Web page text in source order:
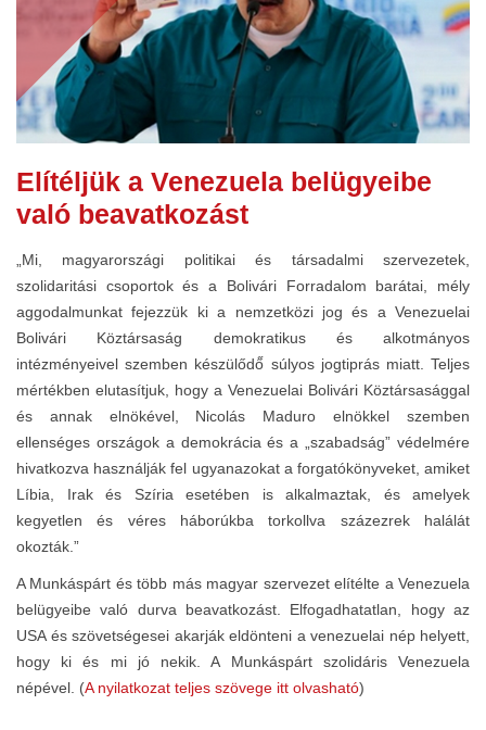
Elítéljük a Venezuela belügyeibe
való beavatkozást
„Mi, magyarországi politikai és társadalmi szervezetek,
szolidaritási csoportok és a Bolivári Forradalom barátai, mély
aggodalmunkat fejezzük ki a nemzetközi jog és a Venezuelai
Bolivári Köztársaság demokratikus és alkotmányos
intézményeivel szemben készülődő̋ súlyos jogtiprás miatt. Teljes
mértékben elutasítjuk, hogy a Venezuelai Bolivári Köztársasággal
és annak elnökével, Nicolás Maduro elnökkel szemben
ellenséges országok a demokrácia és a „szabadság” védelmére
hivatkozva használják fel ugyanazokat a forgatókönyveket, amiket
Líbia, Irak és Szíria esetében is alkalmaztak, és amelyek
kegyetlen és véres háborúkba torkollva százezrek halálát
okozták.”
A Munkáspárt és több más magyar szervezet elítélte a Venezuela
belügyeibe való durva beavatkozást. Elfogadhatatlan, hogy az
USA és szövetségesei akarják eldönteni a venezuelai nép helyett,
hogy ki és mi jó nekik. A Munkáspárt szolidáris Venezuela
népével. (A nyilatkozat teljes szövege itt olvasható)